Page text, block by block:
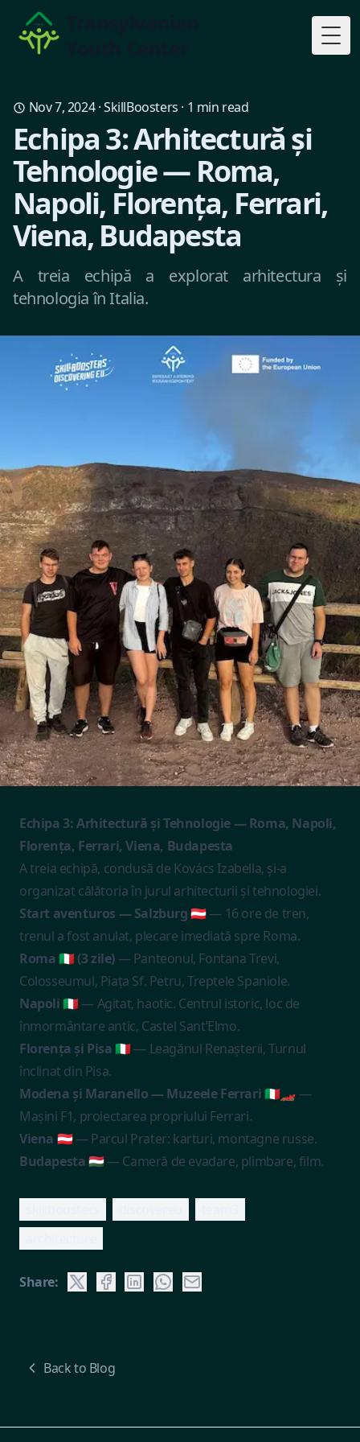
Nov 7, 2024·SkillBoosters · 1 min read
Echipa 3: Arhitectură și
Tehnologie — Roma,
Napoli, Florența, Ferrari,
Viena, Budapesta
A treia echipă a explorat arhitectura și
tehnologia în Italia.
Echipa 3: Arhitectură și Tehnologie — Roma, Napoli,
Florența, Ferrari, Viena, Budapesta
A treia echipă, condusă de Kovács Izabella, și-a
organizat călătoria în jurul arhitecturii și tehnologiei.
Start aventuros — Salzburg 🇦🇹— 16 ore de tren,
trenul a fost anulat, plecare imediată spre Roma.
Roma 🇮🇹 (3 zile) — Panteonul, Fontana Trevi,
Colosseumul, Piața Sf. Petru, Treptele Spaniole.
Napoli 🇮🇹— Agitat, haotic. Centrul istoric, loc de
înmormântare antic, Castel Sant’Elmo.
Florența și Pisa 🇮🇹— Leagănul Renașterii, Turnul
înclinat din Pisa.
Modena și Maranello — Muzeele Ferrari 🇮🇹🏎️ —
Mașini F1, proiectarea propriului Ferrari.
Viena 🇦🇹— Parcul Prater: karturi, montagne russe.
Budapesta 🇭🇺— Cameră de evadare, plimbare, film.
Share:
Back to Blog